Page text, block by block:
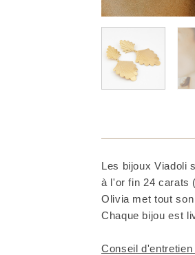
Les bijoux Viadoli
à l'or fin 24 carats
Olivia met tout
Chaque bijou est
Conseil d'entretien